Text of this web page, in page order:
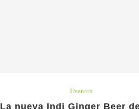
Eventos
La nueva Indi Ginger Beer